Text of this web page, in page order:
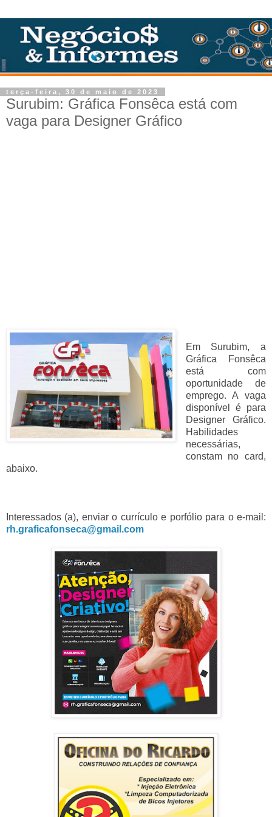
terça-feira, 30 de maio de 2023
Surubim: Gráfica Fonsêca está com
vaga para Designer Gráfico
Em Surubim, a
Gráfica Fonsêca
está com
oportunidade de
emprego. A vaga
disponível é para
Designer Gráfico.
Habilidades
necessárias,
constam no card,
abaixo.
Interessados (a), enviar o currículo e porfólio para o e-mail:
rh.graficafonseca@gmail.com